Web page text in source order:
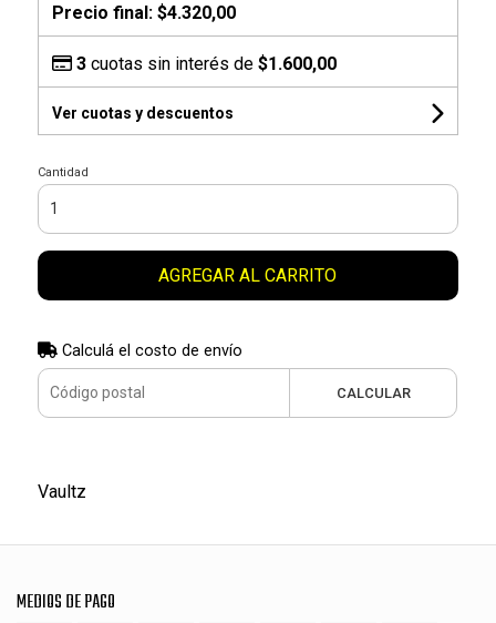
Precio final: $4.320,00
3cuotas sin interés de $1.600,00
Ver cuotas y descuentos
Cantidad
AGREGAR AL CARRITO
Calculá el costo de envío
CALCULAR
Vaultz
MEDIOS DE PAGO